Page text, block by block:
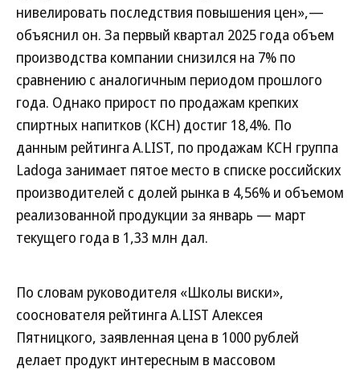
нивелировать последствия повышения цен»,—
объяснил он. За первый квартал 2025 года объем
производства компании снизился на 7% по
сравнению с аналогичным периодом прошлого
года. Однако прирост по продажам крепких
спиртных напитков (КСН) достиг 18,4%. По
данным рейтинга A.LIST, по продажам КСН группа
Ladoga занимает пятое место в списке российских
производителей с долей рынка в 4,56% и объемом
реализованной продукции за январь — март
текущего года в 1,33 млн дал.
По словам руководителя «Школы виски»,
сооснователя рейтинга A.LIST Алексея
Пятницкого, заявленная цена в 1000 рублей
делает продукт интересным в массовом